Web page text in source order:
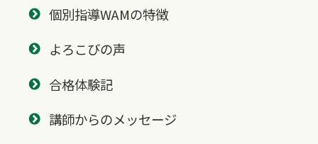
個別指導WAMの特徴
よろこびの声
合格体験記
講師からのメッセージ